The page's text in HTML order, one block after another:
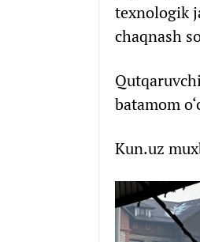
texnologik
chaqnash
batamom
Kun.uz